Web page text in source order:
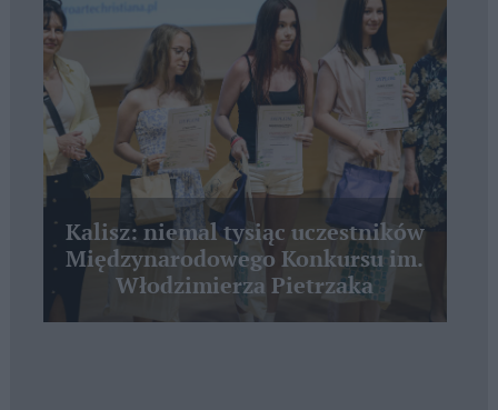
Kalisz: niemal tysiąc uczestników
Międzynarodowego Konkursu im.
Włodzimierza Pietrzaka